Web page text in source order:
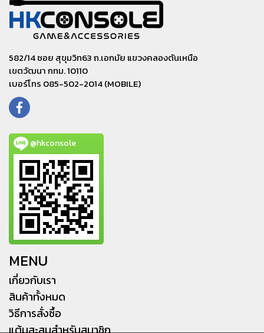
582/14 ซอย สุขุมวิท63 ถ.เอกมัย แขวงคลองตันเหนือ
เขตวัฒนา กทม. 10110
เบอร์โทร 085-502-2014 (MOBILE)
@hkconsole
MENU
เกี่ยวกับเรา
สินค้าทั้งหมด
วิธีการสั่งซื้อ